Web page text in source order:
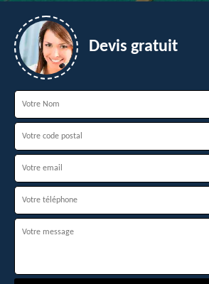
Devis gratuit